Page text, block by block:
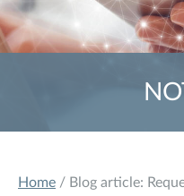
Home / Blog article: